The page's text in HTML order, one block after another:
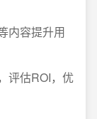
内容提升用
评估ROI，优